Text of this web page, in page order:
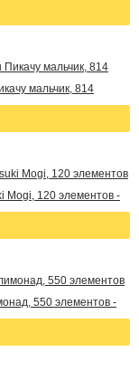
мальчик, 814
Mogi, 120 элементов -
550 элементов -